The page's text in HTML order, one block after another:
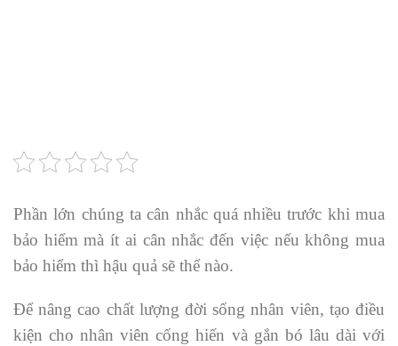
Phần lớn chúng ta cân nhắc quá nhiều trước khi mua
bảo hiểm mà ít ai cân nhắc đến việc nếu không mua
bảo hiểm thì hậu quả sẽ thể nào.
Để nâng cao chất lượng đời sống nhân viên, tạo điều
kiện cho nhân viên cống hiến và gắn bó lâu dài với